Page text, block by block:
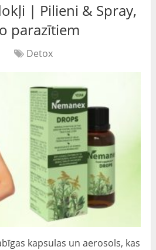
| Pilieni & Spray,
parazītiem
Detox
kapsulas un aerosols, kas